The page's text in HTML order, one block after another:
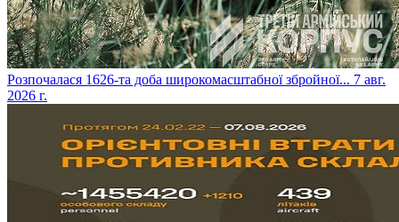
​Розпочалася 1626-та доба широкомасштабної збройної... 7 авг.
2026 г.